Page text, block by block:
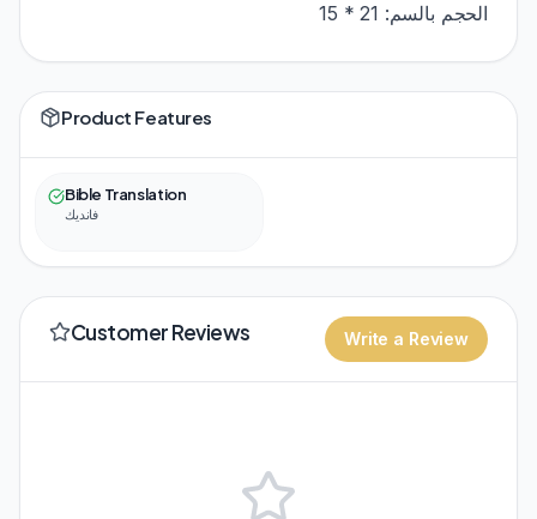
الحجم بالسم: 21 * 15
Product Features
Bible Translation
فانديك
Customer Reviews Write a Review